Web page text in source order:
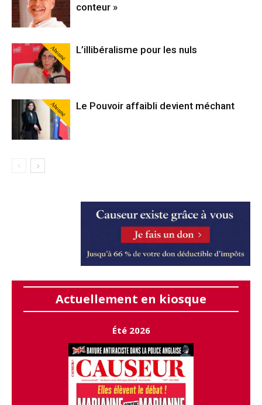
conteur »
Abonné L’illibéralisme pour les nuls
Abonné Le Pouvoir affaibli devient méchant
Actuellement en kiosque
Été 2026